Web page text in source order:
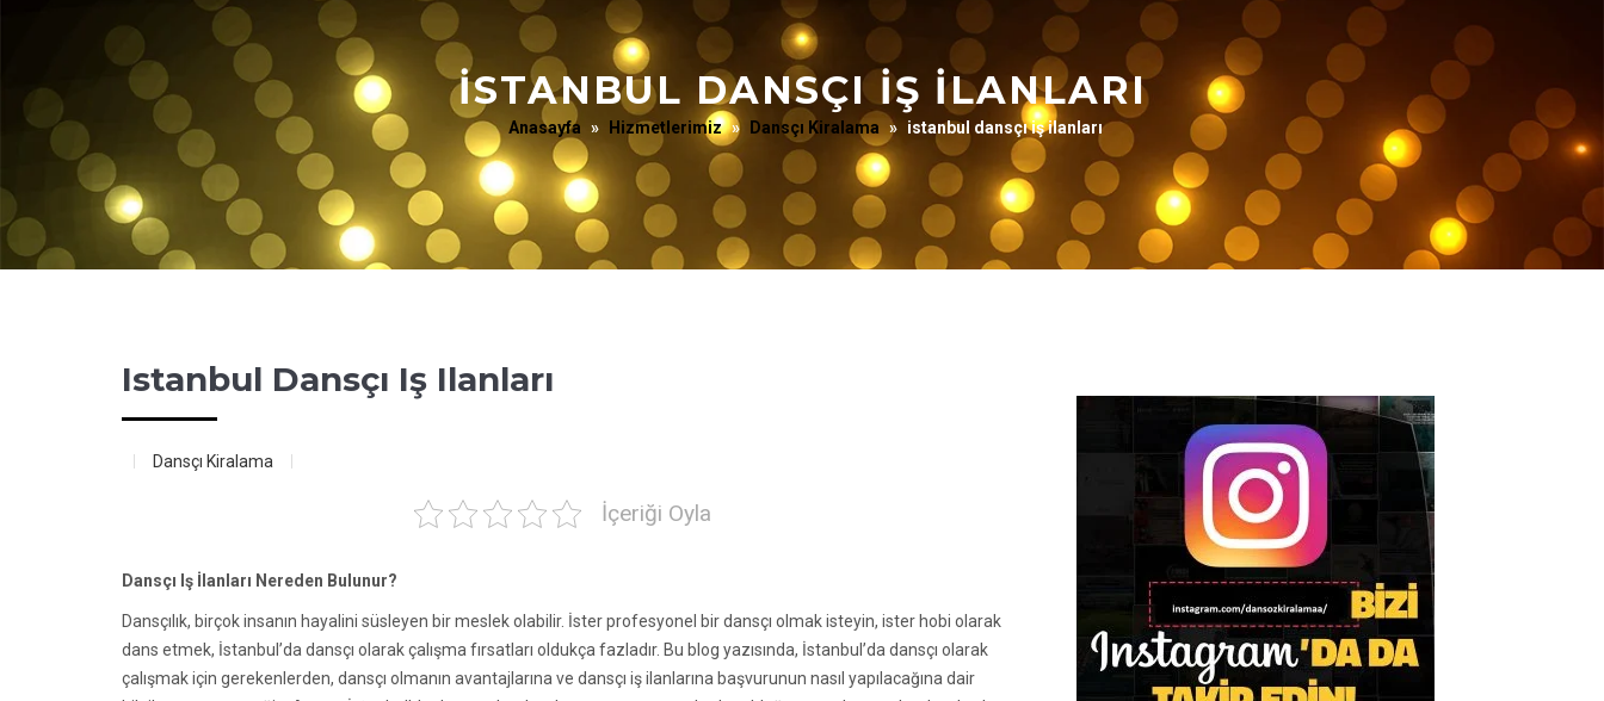
ISTANBUL DANSÇI IŞ ILANLARI
Anasayfa » Hizmetlerimiz » Dansçı Kiralama » istanbul dansçı iş ilanları
Istanbul Dansçı Iş Ilanları
Dansçı Kiralama
İçeriği Oyla
Dansçı Iş İlanları Nereden Bulunur?
Dansçılık, birçok insanın hayalini süsleyen bir meslek olabilir. İster profesyonel bir dansçı olmak isteyin, ister hobi olarak
dans etmek, İstanbul’da dansçı olarak çalışma fırsatları oldukça fazladır. Bu blog yazısında, İstanbul’da dansçı olarak
çalışmak için gerekenlerden, dansçı olmanın avantajlarına ve dansçı iş ilanlarına başvurunun nasıl yapılacağına dair